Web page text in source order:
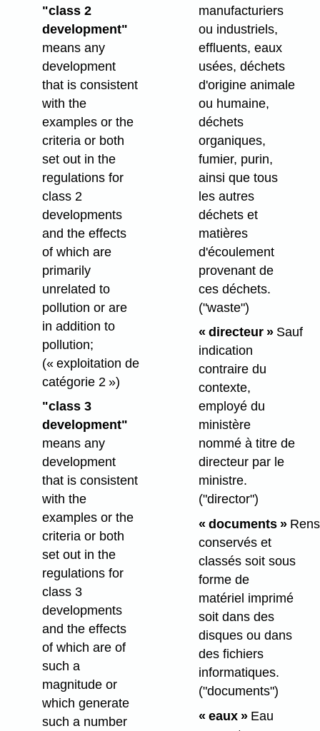
"class 2
development"
means any
development
that is consistent
with the
examples or the
criteria or both
set out in the
regulations for
class 2
developments
and the effects
of which are
primarily
unrelated to
pollution or are
in addition to
pollution;
(« exploitation de
catégorie 2 »)
"class 3
development"
means any
development
that is consistent
with the
examples or the
criteria or both
set out in the
regulations for
class 3
developments
and the effects
of which are of
such a
magnitude or
which generate
such a number
manufacturiers
ou industriels,
effluents, eaux
usées, déchets
d'origine animale
ou humaine,
déchets
organiques,
fumier, purin,
ainsi que tous
les autres
déchets et
matières
d'écoulement
provenant de
ces déchets.
("waste")
« directeur »Sauf
indication
contraire du
contexte,
employé du
ministère
nommé à titre de
directeur par le
ministre.
("director")
« documents »
conservés et
classés soit sous
forme de
matériel imprimé
soit dans des
disques ou dans
des fichiers
informatiques.
("documents")
« eaux »Eau